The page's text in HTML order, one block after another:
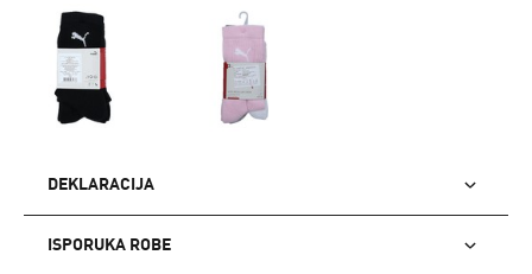
DEKLARACIJA
ISPORUKA ROBE